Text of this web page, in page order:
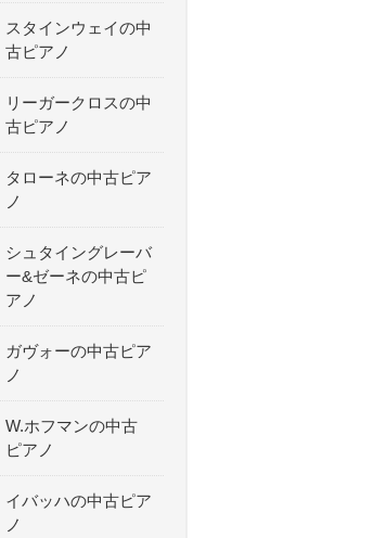
スタインウェイの中
古ピアノ
リーガークロスの中
古ピアノ
タローネの中古ピア
ノ
シュタイングレーバ
ー&ゼーネの中古ピ
アノ
ガヴォーの中古ピア
ノ
W.ホフマンの中古
ピアノ
イバッハの中古ピア
ノ